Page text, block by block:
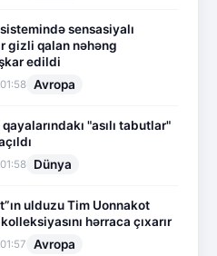
sensasiyalı
gizli qalan nəhəng
edildi
Avropa
qayalarındakı "asılı tabutlar"
Dünya
ulduzu Tim Uonnakot
hərraca çıxarır
Avropa